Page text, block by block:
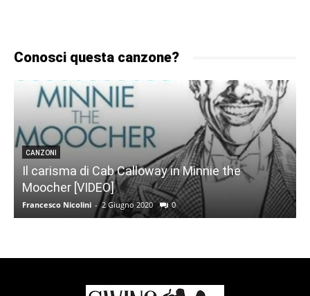
Conosci questa canzone?
CANZONI
Il carisma di Cab Calloway in Minnie the
Moocher [VIDEO]
Francesco Nicolini - 2 Giugno 2020 0